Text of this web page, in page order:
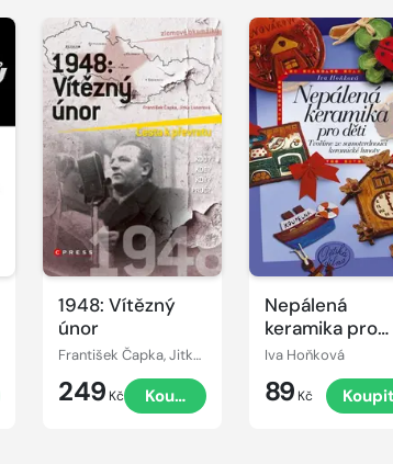
1948: Vítězný
únor
František Čapka, Jitka Lunerová
249 Kč Koupit
Nepálená
keramika pro
děti
Iva Hoňková
89 Kč Koupit